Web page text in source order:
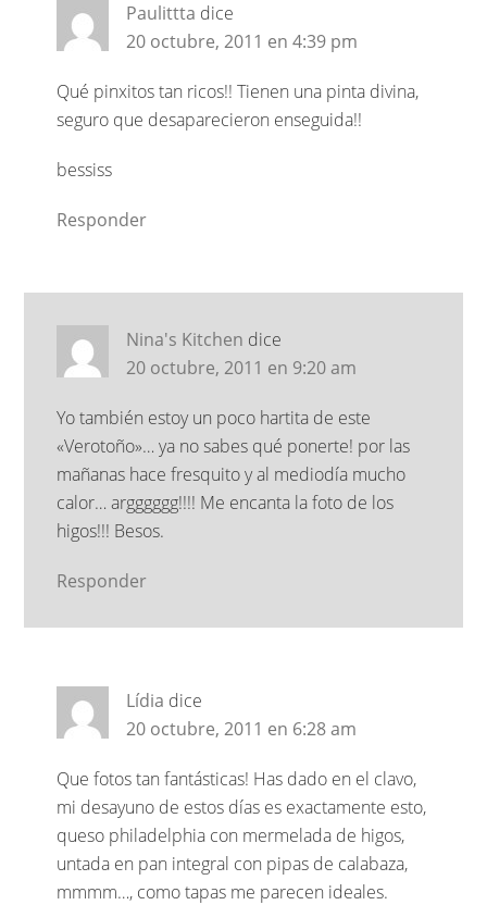
Paulittta dice
20 octubre, 2011 en 4:39 pm
Qué pinxitos tan ricos!! Tienen una pinta divina,
seguro que desaparecieron enseguida!!
bessiss
Responder
Nina's Kitchen dice
20 octubre, 2011 en 9:20 am
Yo también estoy un poco hartita de este
«Verotoño»… ya no sabes qué ponerte! por las
mañanas hace fresquito y al mediodía mucho
calor… argggggg!!!! Me encanta la foto de los
higos!!! Besos.
Responder
Lídia dice
20 octubre, 2011 en 6:28 am
Que fotos tan fantásticas! Has dado en el clavo,
mi desayuno de estos días es exactamente esto,
queso philadelphia con mermelada de higos,
untada en pan integral con pipas de calabaza,
mmmm…, como tapas me parecen ideales.